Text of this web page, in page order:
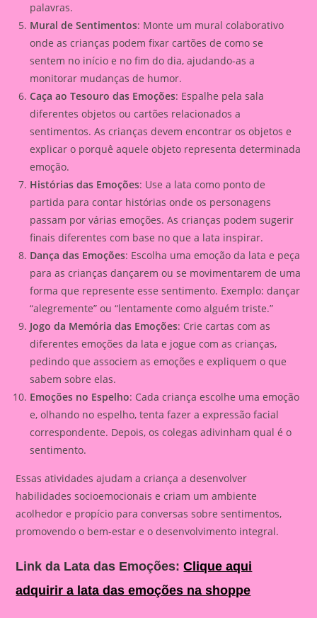
palavras.
Mural de Sentimentos: Monte um mural colaborativo
onde as crianças podem fixar cartões de como se
sentem no início e no fim do dia, ajudando-as a
monitorar mudanças de humor.
Caça ao Tesouro das Emoções: Espalhe pela sala
diferentes objetos ou cartões relacionados a
sentimentos. As crianças devem encontrar os objetos e
explicar o porquê aquele objeto representa determinada
emoção.
Histórias das Emoções: Use a lata como ponto de
partida para contar histórias onde os personagens
passam por várias emoções. As crianças podem sugerir
finais diferentes com base no que a lata inspirar.
Dança das Emoções: Escolha uma emoção da lata e peça
para as crianças dançarem ou se movimentarem de uma
forma que represente esse sentimento. Exemplo: dançar
“alegremente” ou “lentamente como alguém triste.”
Jogo da Memória das Emoções: Crie cartas com as
diferentes emoções da lata e jogue com as crianças,
pedindo que associem as emoções e expliquem o que
sabem sobre elas.
Emoções no Espelho: Cada criança escolhe uma emoção
e, olhando no espelho, tenta fazer a expressão facial
correspondente. Depois, os colegas adivinham qual é o
sentimento.
Essas atividades ajudam a criança a desenvolver
habilidades socioemocionais e criam um ambiente
acolhedor e propício para conversas sobre sentimentos,
promovendo o bem-estar e o desenvolvimento integral.
Link da Lata das Emoções:Clique aqui
adquirir a lata das emoções na shoppe